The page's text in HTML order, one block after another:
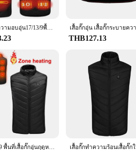
choice for winter wear but also a
feature makes it a perfect choice for
on style or functionality.
shapes and sizes, this USB Fleece Heated
just right for you. The vest's design is not
เสื้อกั๊กให้ความอบอุ่น17/13/9พื้นที่สำหรับผู้ชายและผู้หญิง, เสื้อกั๊กให้ความร้อนด้วยไฟฟ้ามีช่องเสียบ USB สำหรับให้ความอุ่นร่างกายเสื้อแจ็คเก็ตให้ความอบอุ่นในฤดูหนาว
THB127.13
X-TIGER 9 พื้นที่เสื้อกั๊กอุ่นฤดูหนาวแจ็คเก็ตอุ่น USB ไฟฟ้าเครื่องทําความร้อนเสื้อกั๊กรถจักรยานยนต์ขี่จักรยานแจ็คเก็ตทําความร้อนเสื้อผ้าอุ่น